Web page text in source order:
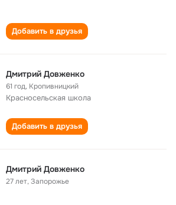
Добавить в друзья
Дмитрий Довженко
61 год, Кропивницкий
Красносельская школа
Добавить в друзья
Дмитрий Довженко
27 лет,Запорожье